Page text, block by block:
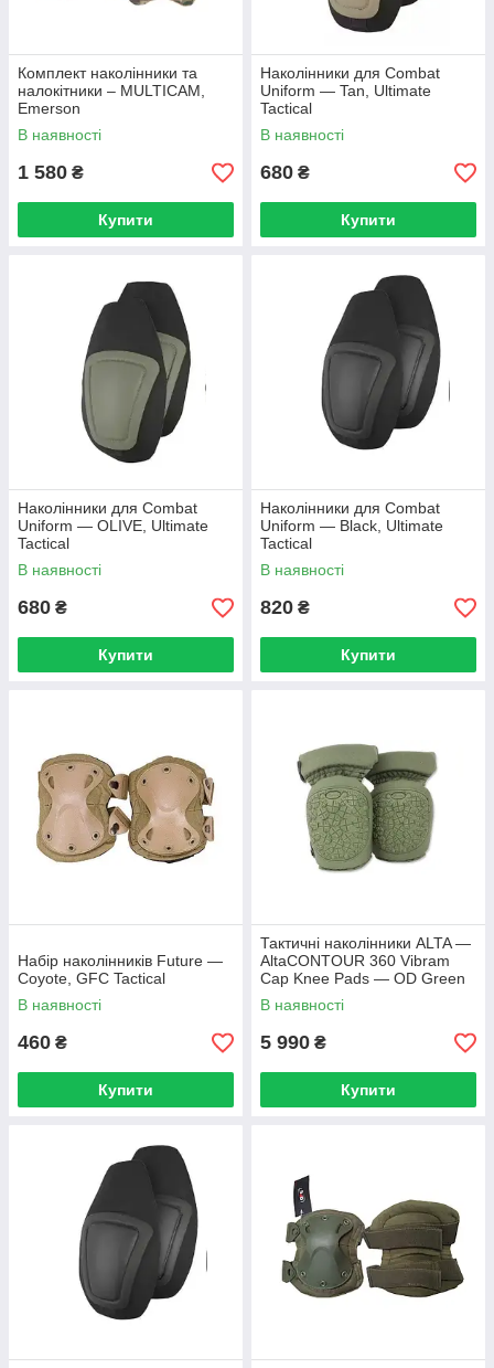
Комплект наколінники та
налокітники – MULTICAM,
Emerson
В наявності
1 580 ₴
Купити
Наколінники для Combat
Uniform — Tan, Ultimate
Tactical
В наявності
680 ₴
Купити
Наколінники для Combat
Uniform — OLIVE, Ultimate
Tactical
В наявності
680 ₴
Купити
Наколінники для Combat
Uniform — Black, Ultimate
Tactical
В наявності
820 ₴
Купити
Набір наколінників Future —
Сoyote, GFC Tactical
В наявності
460 ₴
Купити
Тактичні наколінники ALTA —
AltaCONTOUR 360 Vibram
Cap Knee Pads — OD Green
— 52933.09
В наявності
5 990 ₴
Купити